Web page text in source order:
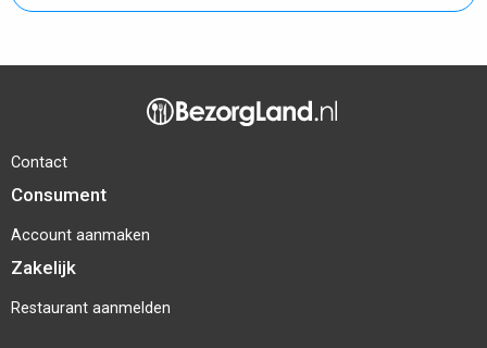
Contact
Consument
Account aanmaken
Zakelijk
Restaurant aanmelden